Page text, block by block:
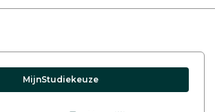
MijnStudiekeuze